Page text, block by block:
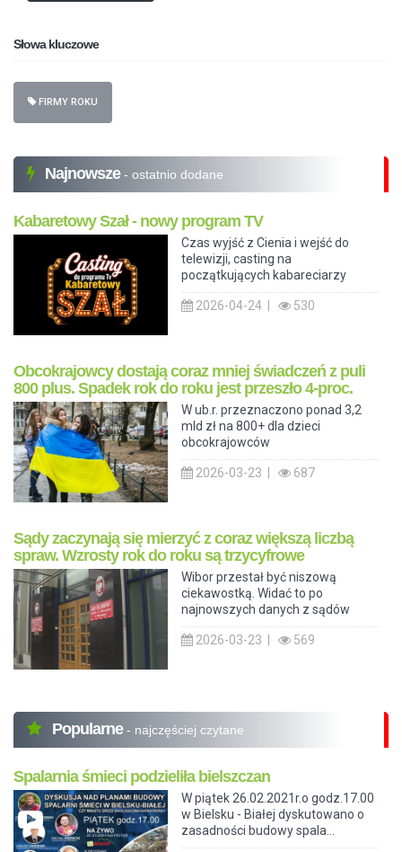
Słowa kluczowe
FIRMY ROKU
Najnowsze - ostatnio dodane
Kabaretowy Szał - nowy program TV
Czas wyjść z Cienia i wejść do
telewizji, casting na
początkujących kabareciarzy
2026-04-24 | 530
Obcokrajowcy dostają coraz mniej świadczeń z puli
800 plus. Spadek rok do roku jest przeszło 4-proc.
W ub.r. przeznaczono ponad 3,2
mld zł na 800+ dla dzieci
obcokrajowców
2026-03-23 | 687
Sądy zaczynają się mierzyć z coraz większą liczbą
spraw. Wzrosty rok do roku są trzycyfrowe
Wibor przestał być niszową
ciekawostką. Widać to po
najnowszych danych z sądów
2026-03-23 | 569
Popularne - najczęściej czytane
Spalarnia śmieci podzieliła bielszczan
W piątek 26.02.2021r.o godz.17.00
w Bielsku - Białej dyskutowano o
zasadności budowy spala...